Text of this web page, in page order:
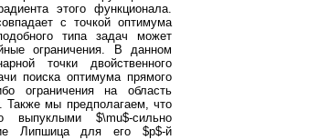
этого функционала.
с точкой оптимума
типа задач может
ограничения. В данном
точки двойственного
поиска оптимума прямого
ограничения на область
Также мы предполагаем, что
выпуклыми $\mu$-сильно
Липшица для его $p$-й